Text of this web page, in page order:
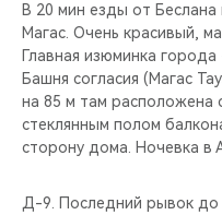
В 20 мин езды от
Магас. Очень красивый,
Главная изюминка
Башня согласия (Магас
на 85 м там расположена
стеклянным полом
сторону дома. Ночевка в
Д-9. Последний рывок